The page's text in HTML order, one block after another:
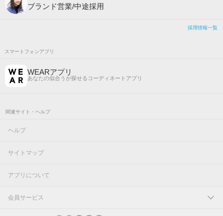
ブランド営業/中途採用
採用情報一覧
スマートフォンアプリ
WEARアプリ
あなたの似合うが探せるコーディネートアプリ
関連サイト・ヘルプ
ヘルプ
サイトマップ
アプリについて
会員サービス